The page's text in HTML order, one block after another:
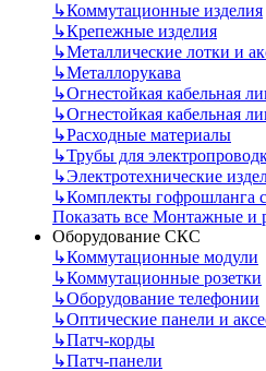
↳Коммутационные изделия
↳Крепежные изделия
↳Металлические лотки и
↳Металлорукава
↳Огнестойкая кабельная
↳Огнестойкая кабельная
↳Расходные материалы
↳Трубы для
↳Электротехнические
↳Комплекты гофрошланга
Показать все Монтажные и
Оборудование СКС
↳Коммутационные модули
↳Коммутационные розетки
↳Оборудование телефонии
↳Оптические панели и
↳Патч-корды
↳Патч-панели